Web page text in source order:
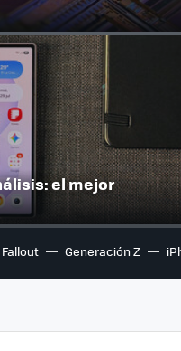
el mejor
Fallout Generación Z